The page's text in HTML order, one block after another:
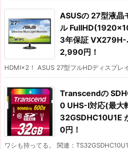
ASUSの 27型液晶
ル
3年保証 VX279H-
2,990円！
HDMI×2！ ASUS 27型フルHDディスプレ
Transcendの
0 UHS-I対応(最
32GSDHC10U1E
0円！
ワシも持ってる。 関連：